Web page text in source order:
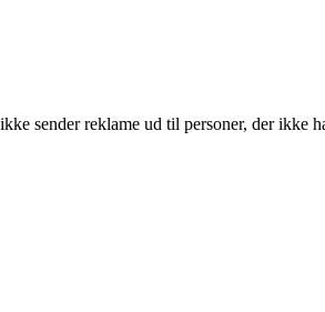
sender reklame ud til personer, der ikke